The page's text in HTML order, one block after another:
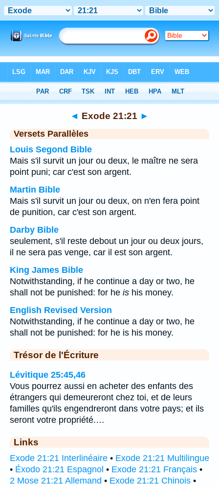
Chapitre 21> Verset 21
◄ Exode 21:21 ►
Versets Parallèles
Louis Segond Bible
Mais s'il survit un jour ou deux, le maître ne sera
point puni; car c'est son argent.
Martin Bible
Mais s'il survit un jour ou deux, on n'en fera point
de punition, car c'est son argent.
Darby Bible
seulement, s'il reste debout un jour ou deux jours,
il ne sera pas venge, car il est son argent.
King James Bible
Notwithstanding, if he continue a day or two, he
shall not be punished: for he is his money.
English Revised Version
Notwithstanding, if he continue a day or two, he
shall not be punished: for he is his money.
Trésor de l'Écriture
Lévitique 25:45,46
Vous pourrez aussi en acheter des enfants des
étrangers qui demeureront chez toi, et de leurs
familles qu'ils engendreront dans votre pays; et ils
seront votre propriété.…
Links
Exode 21:21 Interlinéaire • Exode 21:21 Multilingue
• Éxodo 21:21 Espagnol • Exode 21:21 Français •
2 Mose 21:21 Allemand • Exode 21:21 Chinois •